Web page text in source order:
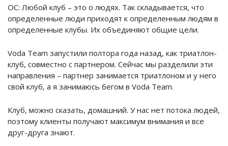
ОС: Любой клуб – это о людях. Так складывается, что
определенные люди приходят к определенным людям в
определенные клубы. Их объединяют общие цели.
Voda Team запустили полтора года назад, как триатлон-
клуб, совместно с партнером. Сейчас мы разделили эти
направления – партнер занимается триатлоном и у него
свой клуб, а я занимаюсь бегом в Voda Team.
Клуб, можно сказать, домашний. У нас нет потока людей,
поэтому клиенты получают максимум внимания и все
друг-друга знают.